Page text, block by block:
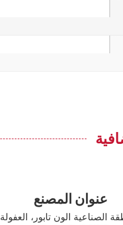
عنوان المصنع
الصناعية الون تابور، العفولة